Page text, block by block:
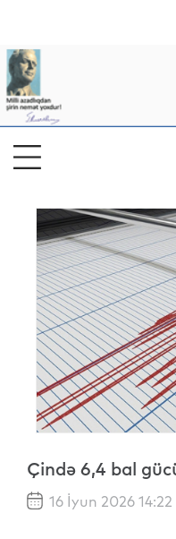
Çində 6,4 bal
16 İyun 2026 14:22